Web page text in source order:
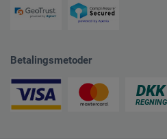
Betalingsmetoder